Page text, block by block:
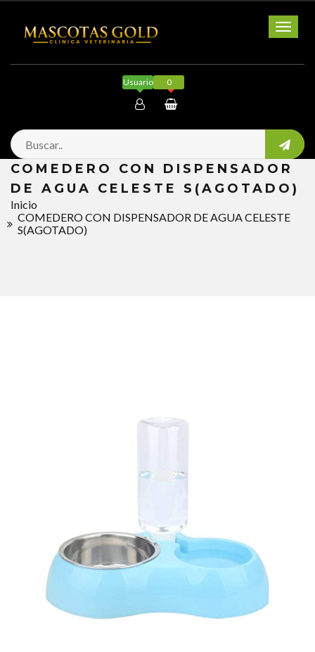
Usuario
Salir
0
COMEDERO CON DISPENSADOR
DE AGUA CELESTE S(AGOTADO)
Inicio
COMEDERO CON DISPENSADOR DE AGUA CELESTE
S(AGOTADO)